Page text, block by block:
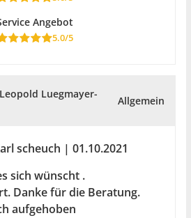
Angebot
5.0/5
Luegmayer-
Allgemein
scheuch | 01.10.2021
sich wünscht .
Danke für die Beratung.
aufgehoben